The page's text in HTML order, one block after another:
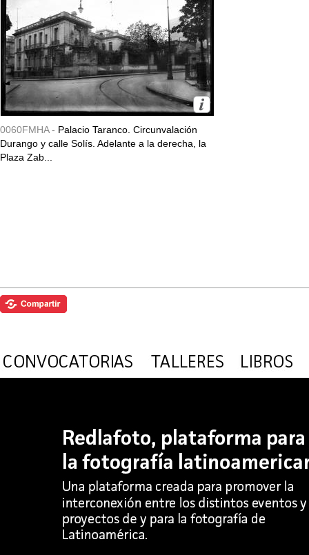
0060FMHA - Palacio Taranco. Circunvalación
Durango y calle Solís. Adelante a la derecha, la
Plaza Zab...